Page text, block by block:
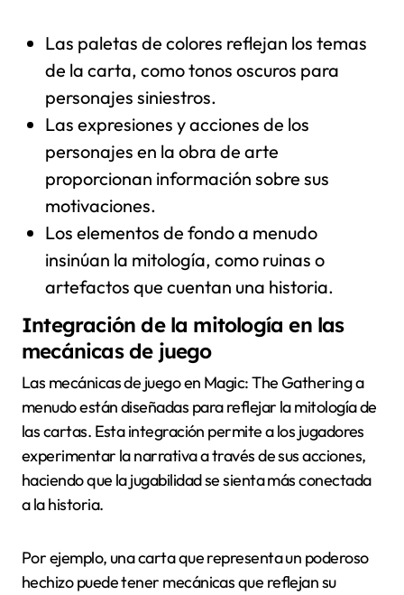
Las paletas de colores reflejan los temas
de la carta, como tonos oscuros para
personajes siniestros.
Las expresiones y acciones de los
personajes en la obra de arte
proporcionan información sobre sus
motivaciones.
Los elementos de fondo a menudo
insinúan la mitología, como ruinas o
artefactos que cuentan una historia.
Integración de la mitología en las
mecánicas de juego
Las mecánicas de juego en Magic: The Gathering a
menudo están diseñadas para reflejar la mitología de
las cartas. Esta integración permite a los jugadores
experimentar la narrativa a través de sus acciones,
haciendo que la jugabilidad se sienta más conectada
a la historia.
Por ejemplo, una carta que representa un poderoso
hechizo puede tener mecánicas que reflejan su